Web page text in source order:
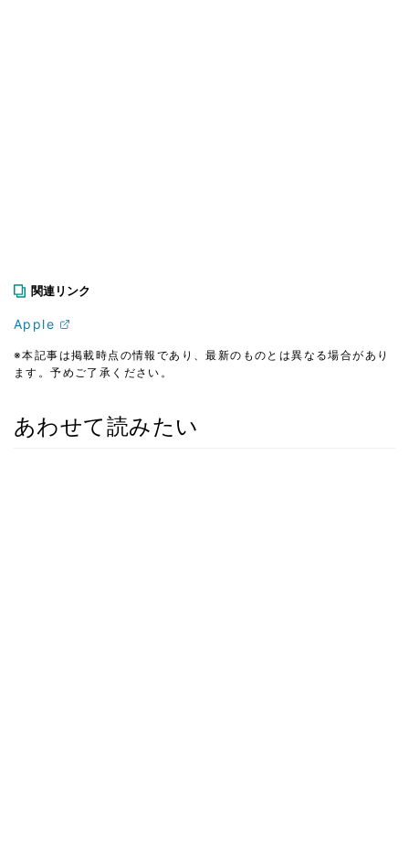
関連リンク
Apple
※本記事は掲載時点の情報であり、最新のものとは異なる場合があり
ます。予めご了承ください。
あわせて読みたい